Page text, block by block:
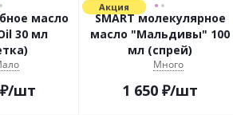
масло
30 мл
₽/шт
Акция
SMART молекулярное
масло "Мальдивы" 100
мл (спрей)
Много
1 650 ₽/шт